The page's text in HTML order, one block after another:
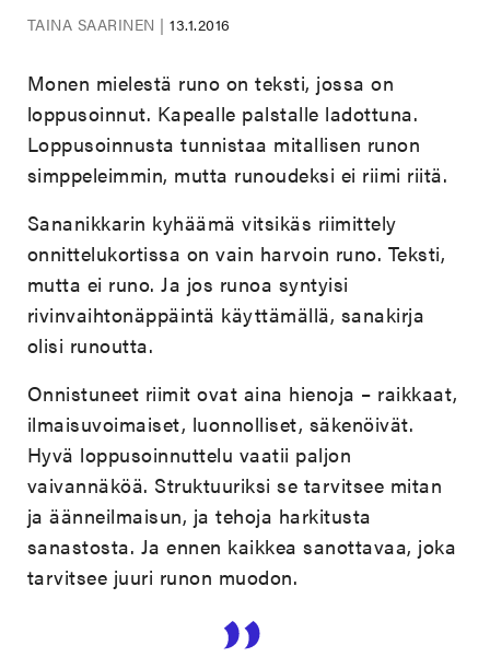
TAINA SAARINEN |13.1.2016
Monen mielestä runo on teksti, jossa on
loppusoinnut. Kapealle palstalle ladottuna.
Loppusoinnusta tunnistaa mitallisen runon
simppeleimmin, mutta runoudeksi ei riimi riitä.
Sananikkarin kyhäämä vitsikäs riimittely
onnittelukortissa on vain harvoin runo. Teksti,
mutta ei runo. Ja jos runoa syntyisi
rivinvaihtonäppäintä käyttämällä, sanakirja
olisi runoutta.
Onnistuneet riimit ovat aina hienoja – raikkaat,
ilmaisuvoimaiset, luonnolliset, säkenöivät.
Hyvä loppusoinnuttelu vaatii paljon
vaivannäköä. Struktuuriksi se tarvitsee mitan
ja äänneilmaisun, ja tehoja harkitusta
sanastosta. Ja ennen kaikkea sanottavaa, joka
tarvitsee juuri runon muodon.